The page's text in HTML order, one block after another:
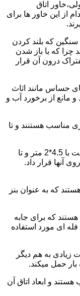
اتاق
از این خاور ها برای
سنگین که بلند کردن
که با باز شدن
درون آن قرار
حساس مانند اثاث
مانع از برخورد آب و
مناسب هستنند و تا
ابعاد بارگیر خاور ها به طور متوسط برابر است با 4.5*2 متر و تا
که به عنوان بنز
که برای جابه
ای مورد استفاده
به هم دیگر
بار تا 10 تن مناسب هستند و ابعاد اتاق آن